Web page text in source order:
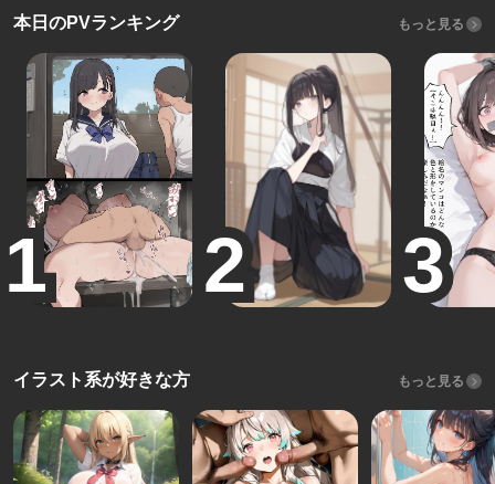
本日のPVランキング もっと見る
イラスト系が好きな方 もっと見る